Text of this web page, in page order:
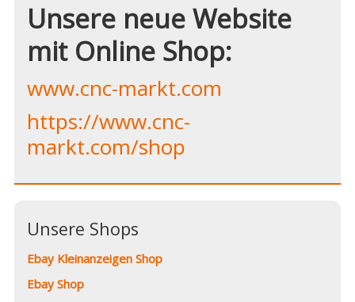
Unsere neue Website
mit Online Shop:
www.cnc-markt.com
https://www.cnc-
markt.com/shop
Unsere Shops
Ebay Kleinanzeigen Shop
Ebay Shop